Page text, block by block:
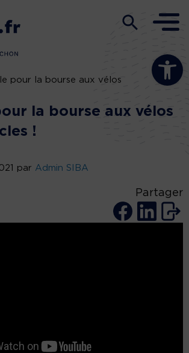
Ouvrir la
pour la bourse aux vélos
la bourse aux vélos
!
par Admin SIBA
Partager